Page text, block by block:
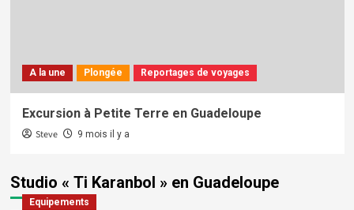
A la une Plongée Reportages de voyages
Excursion à Petite Terre en Guadeloupe
Steve 9 mois il y a
Studio « Ti Karanbol » en Guadeloupe
Equipements